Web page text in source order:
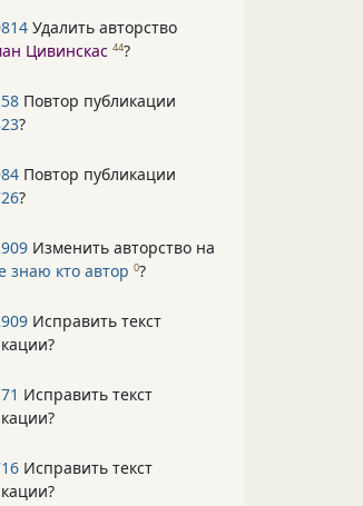
Удалить авторство
Цивинскас 44?
Повтор публикации
?
Повтор публикации
?
Изменить авторство на
знаю кто автор 0?
Исправить текст
Исправить текст
Исправить текст